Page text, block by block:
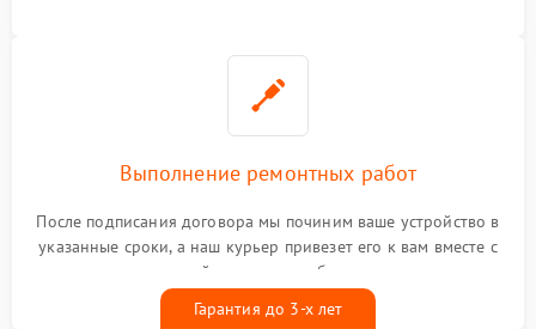
Выполнение ремонтных работ
После подписания договора мы починим ваше устройство в
указанные сроки, а наш курьер привезет его к вам вместе с
гарантийным талоном бесплатно
Гарантия до 3-х лет